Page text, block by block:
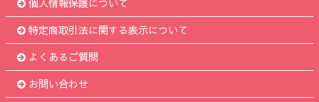
特定商取引法に関する表示について
よくあるご質問
お問い合わせ